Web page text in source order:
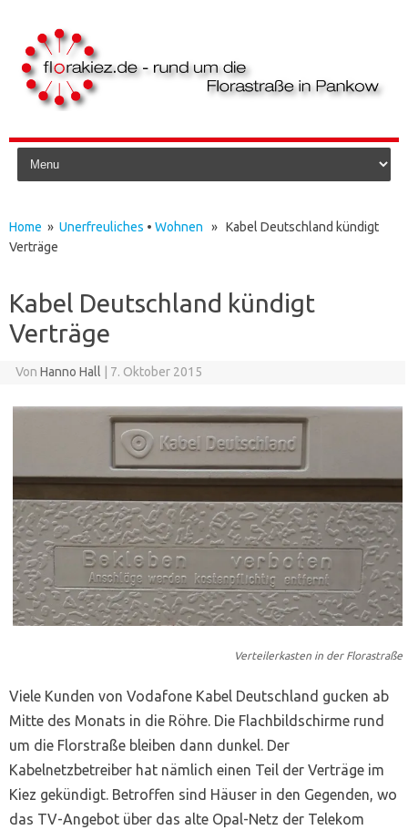
Skip to content
Home » Unerfreuliches • Wohnen » Kabel Deutschland kündigt
Verträge
Kabel Deutschland kündigt
Verträge
Von Hanno Hall 7. Oktober 2015
Verteilerkasten in der Florastraße
Viele Kunden von Vodafone Kabel Deutschland gucken ab
Mitte des Monats in die Röhre. Die Flachbildschirme rund
um die Florstraße bleiben dann dunkel. Der
Kabelnetzbetreiber hat nämlich einen Teil der Verträge im
Kiez gekündigt. Betroffen sind Häuser in den Gegenden, wo
das TV-Angebot über das alte Opal-Netz der Telekom